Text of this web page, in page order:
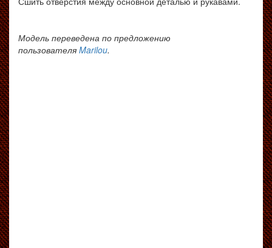
Модель переведена по предложению
пользователя Marilou.